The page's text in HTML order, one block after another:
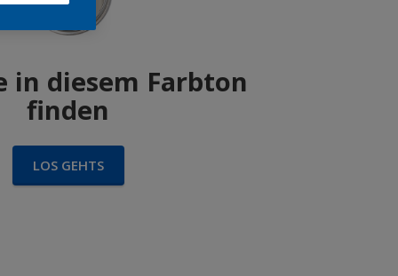
in diesem Farbton
finden
LOS GEHTS